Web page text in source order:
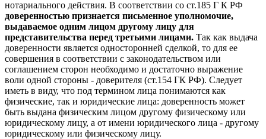
нотариального действия. В соответствии со ст.185 Г К РФ
доверенностью признается письменное уполномочие,
выдаваемое одним лицом другому лицу для
представительства перед третьими лицами. Так как выдача
доверенности является односторонней сделкой, то для ее
совершения в соответствии с законодательством или
соглашением сторон необходимо и достаточно выражение
воли одной стороны - доверителя (ст.154 ГК РФ). Следует
иметь в виду, что под термином лица понимаются как
физические, так и юридические лица: доверенность может
быть выдана физическим лицом другому физическому или
юридическому лицу, а от имени юридического лица - другому
юридическому или физическому лицу.